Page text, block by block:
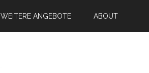
WEITERE ANGEBOTE ABOUT